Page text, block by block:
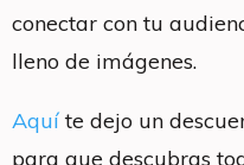
conectar con tu
lleno de imágenes.
Aquíte dejo un
para que descubras